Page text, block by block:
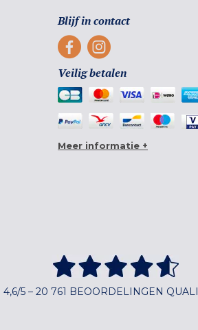
Blijf in contact
Veilig betalen
Meer informatie +
4,6/5 – 20 761 BEOORDELINGEN